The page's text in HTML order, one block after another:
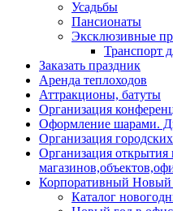
Усадьбы
Пансионаты
Эксклюзивные
Транспорт
Заказать праздник
Аренда теплоходов
Аттракционы, батуты
Организация
Оформление шарами.
Организация
Организация открытия
Корпоративный Новый
Каталог